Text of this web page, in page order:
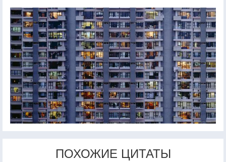
ПОХОЖИЕ ЦИТАТЫ